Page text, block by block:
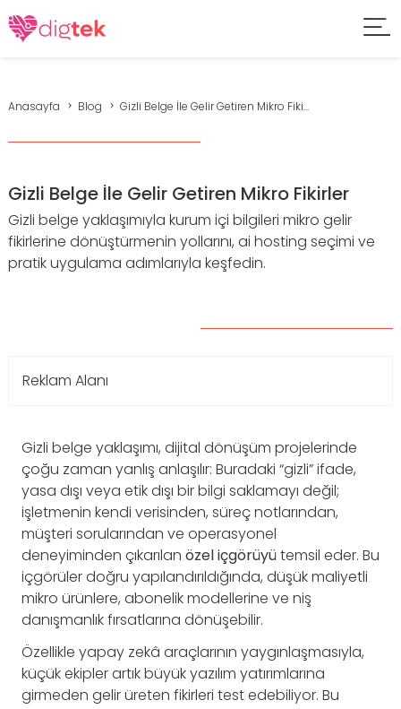
Anasayfa Blog Gizli Belge İle Gelir Getiren Mikro Fiki...
Gizli Belge İle Gelir Getiren Mikro Fikirler
Gizli belge yaklaşımıyla kurum içi bilgileri mikro gelir
fikirlerine dönüştürmenin yollarını, ai hosting seçimi ve
pratik uygulama adımlarıyla keşfedin.
Reklam Alanı
Gizli belge yaklaşımı, dijital dönüşüm projelerinde
çoğu zaman yanlış anlaşılır: Buradaki “gizli” ifade,
yasa dışı veya etik dışı bir bilgi saklamayı değil;
işletmenin kendi verisinden, süreç notlarından,
müşteri sorularından ve operasyonel
deneyiminden çıkarılan özel içgörüyütemsil eder. Bu
içgörüler doğru yapılandırıldığında, düşük maliyetli
mikro ürünlere, abonelik modellerine ve niş
danışmanlık fırsatlarına dönüşebilir.
Özellikle yapay zekâ araçlarının yaygınlaşmasıyla,
küçük ekipler artık büyük yazılım yatırımlarına
girmeden gelir üreten fikirleri test edebiliyor. Bu